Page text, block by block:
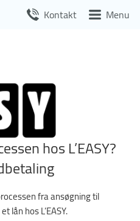
Kontakt Menu
hos L’EASY?
fra ansøgning til
lån hos L’EASY.